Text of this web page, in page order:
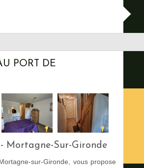
PORT DE
Mortagne-Sur-Gironde
sur-Gironde, vous propose